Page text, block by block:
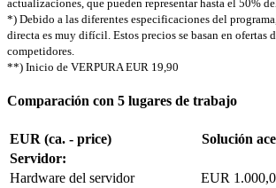
actualizaciones, que pueden representar hasta el 50%
*) Debido a las diferentes especificaciones del
directa es muy difícil. Estos precios se basan en ofertas
competidores.
**) Inicio de VERPURA EUR 19,90
Comparación con 5 lugares de trabajo
EUR (ca. - price) Solución
Servidor:
Hardware del servidor
EUR